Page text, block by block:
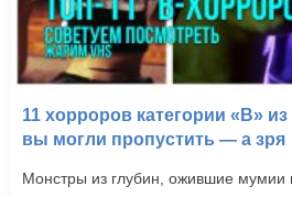
11 хорроров категории «B»
вы могли пропустить — а зря
Монстры из глубин, ожившие